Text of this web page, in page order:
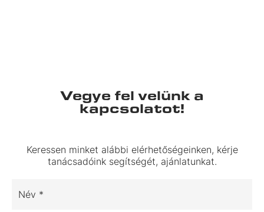
Vegye fel velünk a
kapcsolatot!
Keressen minket alábbi elérhetőségeinken, kérje
tanácsadóink segítségét, ajánlatunkat.
Név *